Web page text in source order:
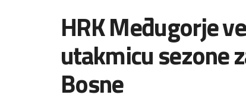
HRK Međugorje
utakmicu sezone
Bosne